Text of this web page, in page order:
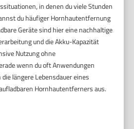
in denen du viele Stunden
du häufiger Hornhautentfernung
Geräte sind hier eine nachhaltige
und die Akku-Kapazität
Nutzung ohne
wenn du oft Anwendungen
längere Lebensdauer eines
Hornhautentferners aus.